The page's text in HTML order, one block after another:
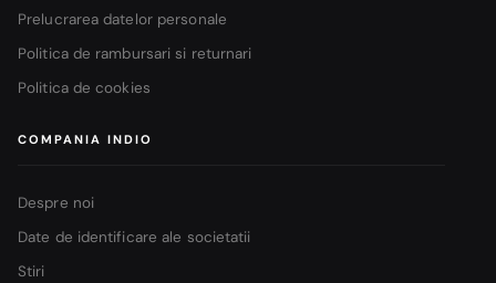
Prelucrarea datelor personale
Politica de rambursari si returnari
Politica de cookies
COMPANIA INDIO
Despre noi
Date de identificare ale societatii
Stiri